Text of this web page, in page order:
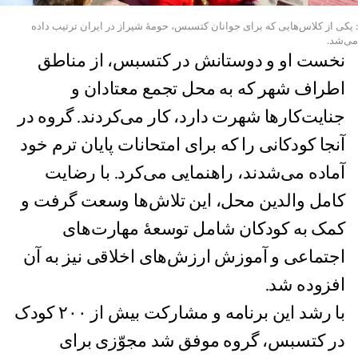
: یکی از کلاس‌هایی که برای جوانان کتسبس، حومۀ شیراز در ایران ترتیب داده
می‌شد.
نخست او و دوستانش در کتسبس، از مناطق
اطراف شهر که به محل تجمع معتادان و
جنایت‌کار‌ها شهرت دارد، کار می‌کردند. گروه در
آنجا کودکانی را که برای امتحانات پایان ترم خود
آماده می‌شدند، راهنمایی می‌کرد. با رضایت
کامل والدین محل، این تلاش‌ها وسعت گرفت و
کمک به کودکان شامل توسعۀ مهارت‌های
اجتماعی و آموزش ارزش‌های اخلاقی‌ نیز به آن
افزوده شد.
با رشد این برنامه و مشارکت بیش از ٢٠٠ کودک
در کتسبس، گروه موفق شد مجوّزی برای